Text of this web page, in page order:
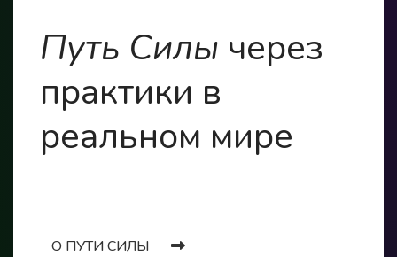
Путь Силы через
практики в
реальном мире
О ПУТИ СИЛЫ